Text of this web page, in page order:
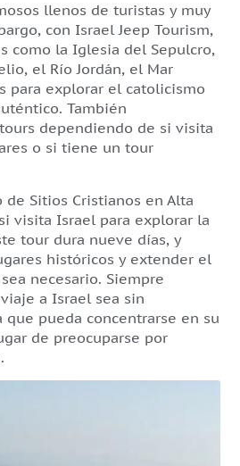
llenos de turistas y muy
con Israel Jeep Tourism,
como la Iglesia del Sepulcro,
el Río Jordán, el Mar
para explorar el catolicismo
También
dependiendo de si visita
o si tiene un tour
Sitios Cristianos en Alta
visita Israel para explorar la
tour dura nueve días, y
históricos y extender el
necesario. Siempre
a Israel sea sin
que pueda concentrarse en su
de preocuparse por